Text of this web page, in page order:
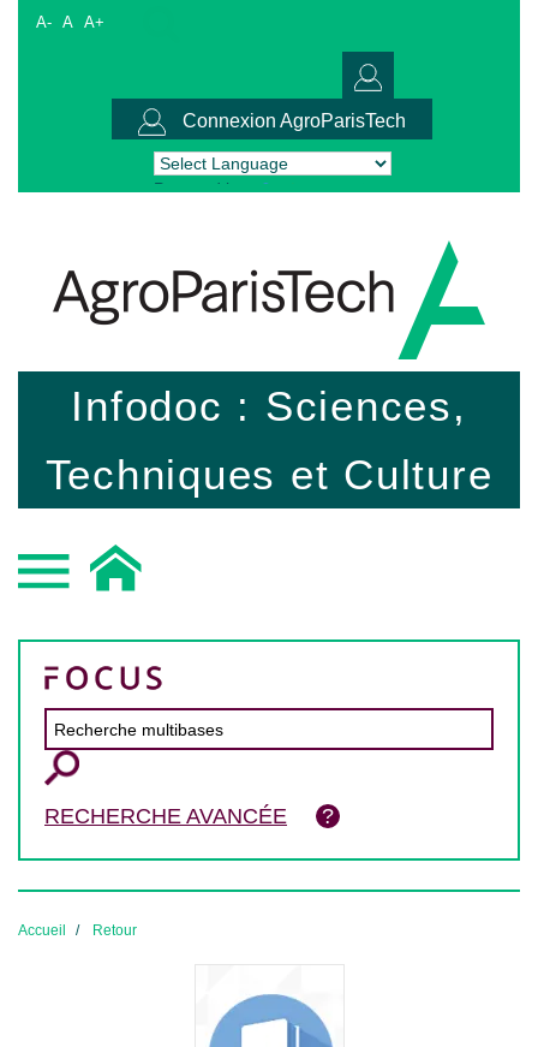
A- A A+
Connexion AgroParisTech
Powered by Translate
Infodoc : Sciences,
Techniques et Culture
RECHERCHE AVANCÉE
Accueil Retour